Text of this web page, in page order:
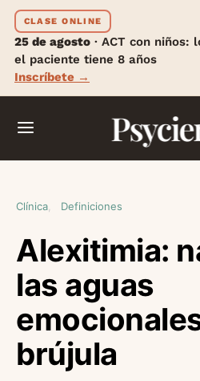
CLASE ONLINE
25 de agosto · ACT con niños:
el paciente tiene 8 años
Inscríbete →
Clínica Definiciones
Alexitimia:
las aguas
brújula